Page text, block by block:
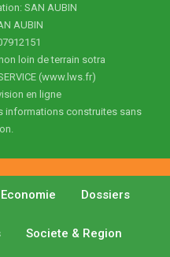
SAN AUBIN
AUBIN
non loin de terrain sotra
(www.lws.fr)
en ligne
informations construites sans
Economie Dossiers
Societe & Region